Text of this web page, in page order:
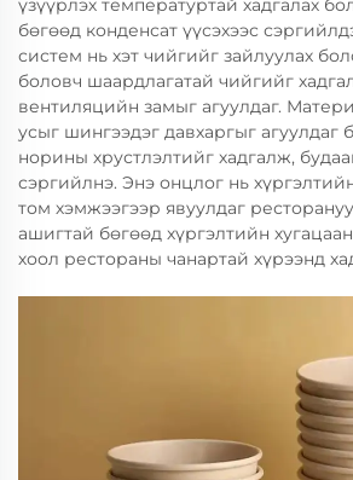
үзүүрлэх температуртай хадгалах
бөгөөд конденсат үүсэхээс
систем нь хэт чийгийг зайлуулах
боловч шаардлагатай чийгийг
вентиляцийн замыг агуулдаг.
усыг шингээдэг давхаргыг агуулдаг
норины хрустлэлтийг хадгалж,
сэргийлнэ. Энэ онцлог нь
том хэмжээгээр явуулдаг
ашигтай бөгөөд хүргэлтийн
хоол рестораны чанартай хүрээнд